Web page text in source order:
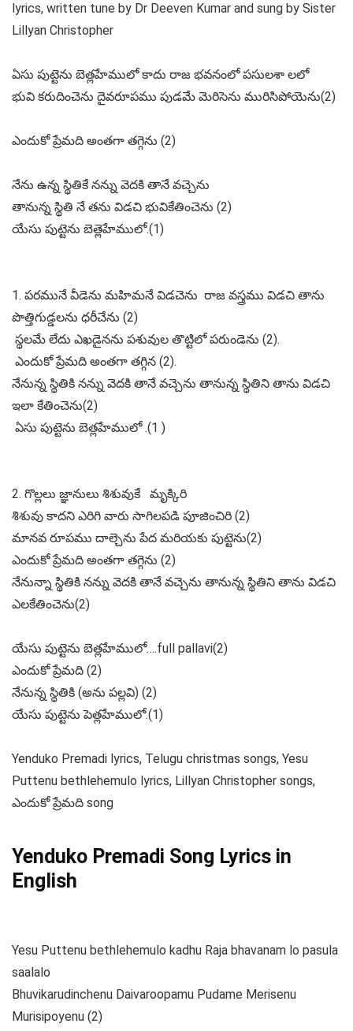
lyrics, written tune by Dr Deeven Kumar and sung by Sister
Lillyan Christopher
ఏసు పుట్టెను బెత్లహేములో కాదు రాజ భవనంలో పసులశా లలో
భువి కరుదించెను దైవరూపము పుడమే మెరిసెను మురిసిపోయెను(2)
ఎందుకో ప్రేమది అంతగా తగ్గెను (2)
నేను ఉన్న స్థితికే నన్ను వెదకి తానే వచ్చెను
తానున్న స్థితి నే తను విడచి భువికేతించెను (2)
యేసు పుట్టెను బెత్లెహేములో.(1)
1. పరమునే వీడెను మహిమనే విడచెను రాజ వస్త్రము విడచి తాను
పొత్తిగుడ్డలను ధరీచేను (2)
స్థలమే లేదు ఎఖడైనను పశువుల తొట్టిలో పరుండెను (2).
ఎందుకో ప్రేమది అంతగా తగ్గిన (2).
నేనున్న స్థితికి నన్ను వెదకి తానే వచ్చెను తానున్న స్థితిని తాను విడచి
ఇలా కేతించెను(2)
ఏసు పుట్టెను బెత్లహేములో .(1 )
2. గొల్లలు జ్ఞానులు శిశువుకే మృక్కిరి
శిశువు కాదని ఎరిగి వారు సాగిలపడి పూజించిరి (2)
మానవ రూపము దాల్చెను పేద మరియకు పుట్టెను(2)
ఎందుకో ప్రేమది అంతగా తగ్గెను (2)
నేనున్నా స్థితికి నన్ను వెదకి తానే వచ్చెను తానున్న స్థితిని తాను విడచి
ఎలకేతించెను(2)
యేసు పుట్టెను బెత్లహేములో….full pallavi(2)
ఎందుకో ప్రేమది (2)
నేనున్న స్థితికి (అను పల్లవి) (2)
యేసు పుట్టెను పెత్లహేములో.(1)
Yenduko Premadi lyrics, Telugu christmas songs, Yesu
Puttenu bethlehemulo lyrics, Lillyan Christopher songs,
ఎందుకో ప్రేమది song
Yenduko Premadi Song Lyrics in
English
Yesu Puttenu bethlehemulo kadhu Raja bhavanam lo pasula
saalalo
Bhuvikarudinchenu Daivaroopamu Pudame Merisenu
Murisipoyenu (2)